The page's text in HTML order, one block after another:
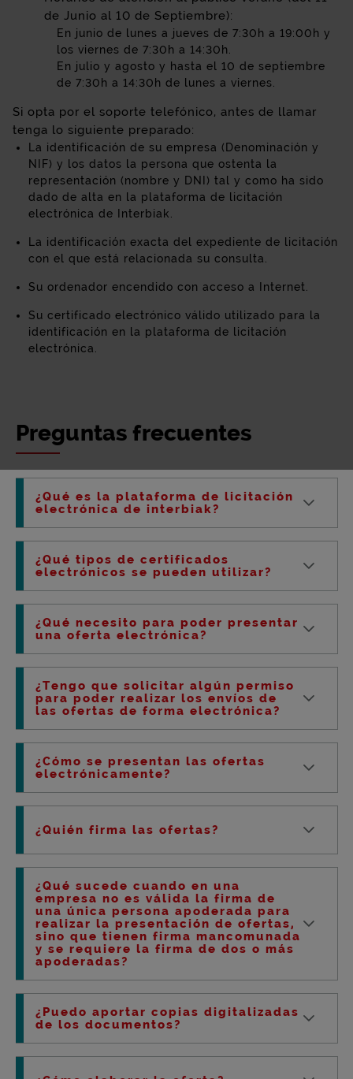
de Junio al 10 de Septiembre):
En junio de lunes a jueves de 7:30h a 19:00h y
los viernes de 7:30h a 14:30h.
En julio y agosto y hasta el 10 de septiembre
de 7:30h a 14:30h de lunes a viernes.
Si opta por el soporte telefónico, antes de llamar
tenga lo siguiente preparado:
La identificación de su empresa (Denominación y
NIF) y los datos la persona que ostenta la
representación (nombre y DNI) tal y como ha sido
dado de alta en la plataforma de licitación
electrónica de Interbiak.
La identificación exacta del expediente de licitación
con el que está relacionada su consulta.
Su ordenador encendido con acceso a Internet.
Su certificado electrónico válido utilizado para la
identificación en la plataforma de licitación
electrónica.
Preguntas frecuentes
¿Qué es la plataforma de licitación
electrónica de interbiak?
¿Qué tipos de certificados
electrónicos se pueden utilizar?
¿Qué necesito para poder presentar
una oferta electrónica?
¿Tengo que solicitar algún permiso
para poder realizar los envíos de
las ofertas de forma electrónica?
¿Cómo se presentan las ofertas
electrónicamente?
¿Quién firma las ofertas?
¿Qué sucede cuando en una
empresa no es válida la firma de
una única persona apoderada para
realizar la presentación de ofertas,
sino que tienen firma mancomunada
y se requiere la firma de dos o más
apoderadas?
¿Puedo aportar copias digitalizadas
de los documentos?